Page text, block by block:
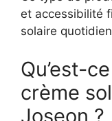
et accessibilité
solaire
Qu’est-
crème
Joseon ?